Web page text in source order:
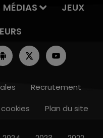
MÉDIAS
JEUX
Recrutement
Plan du site